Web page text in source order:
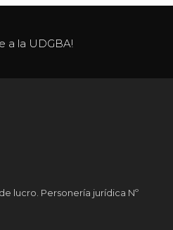
a la UDGBA!
lucro. Personería jurídica Nº